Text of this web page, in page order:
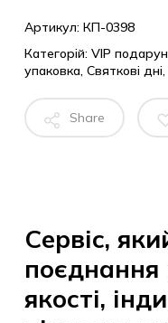
Артикул: КП-0398
Категорій: VIP
упаковка, Святкові дні,
Share
Сервіс,
поєднання
якості,